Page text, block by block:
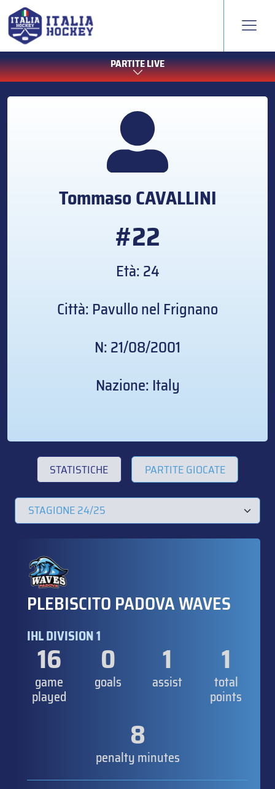
PARTITE LIVE
TommasoCAVALLINI
#22
Età: 24
Città: Pavullo nel Frignano
N: 21/08/2001
Nazione: Italy
STATISTICHE PARTITE GIOCATE
PLEBISCITO PADOVA WAVES
IHL DIVISION 1
16
game
played
0
goals
1
assist
1
total
points
8
penalty minutes